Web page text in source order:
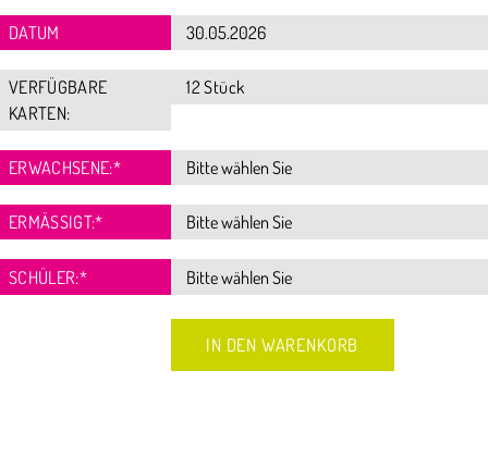
DATUM
VERFÜGBARE
KARTEN:
12 Stück
ERWACHSENE:*
ERMÄSSIGT:*
SCHÜLER:*